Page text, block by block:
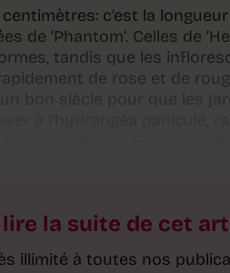
c’est la
de ‘Phantom’. Celles de
tandis que les
de rose et de
la suite de cet
illimité à toutes nos